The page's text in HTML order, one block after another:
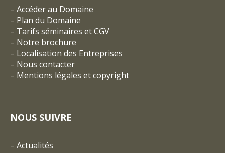
– Accéder au Domaine
– Plan du Domaine
– Tarifs séminaires et CGV
– Notre brochure
– Localisation des Entreprises
– Nous contacter
– Mentions légales et copyright
NOUS SUIVRE
– Actualités